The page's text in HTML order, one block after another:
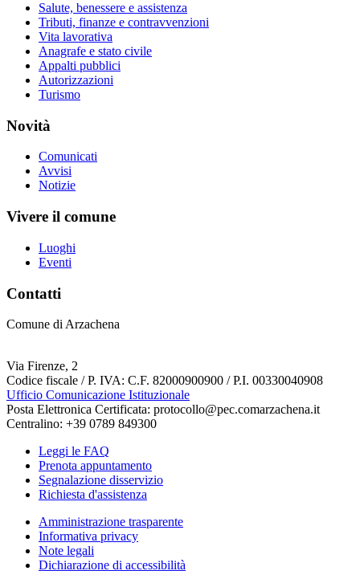
Salute, benessere e assistenza
Tributi, finanze e contravvenzioni
Vita lavorativa
Anagrafe e stato civile
Appalti pubblici
Autorizzazioni
Turismo
Novità
Comunicati
Avvisi
Notizie
Vivere il comune
Luoghi
Eventi
Contatti
Comune di Arzachena
Via Firenze, 2
Codice fiscale / P. IVA: C.F. 82000900900 / P.I. 00330040908
Ufficio Comunicazione Istituzionale
Posta Elettronica Certificata: protocollo@pec.comarzachena.it
Centralino: +39 0789 849300
Leggi le FAQ
Prenota appuntamento
Segnalazione disservizio
Richiesta d'assistenza
Amministrazione trasparente
Informativa privacy
Note legali
Dichiarazione di accessibilità